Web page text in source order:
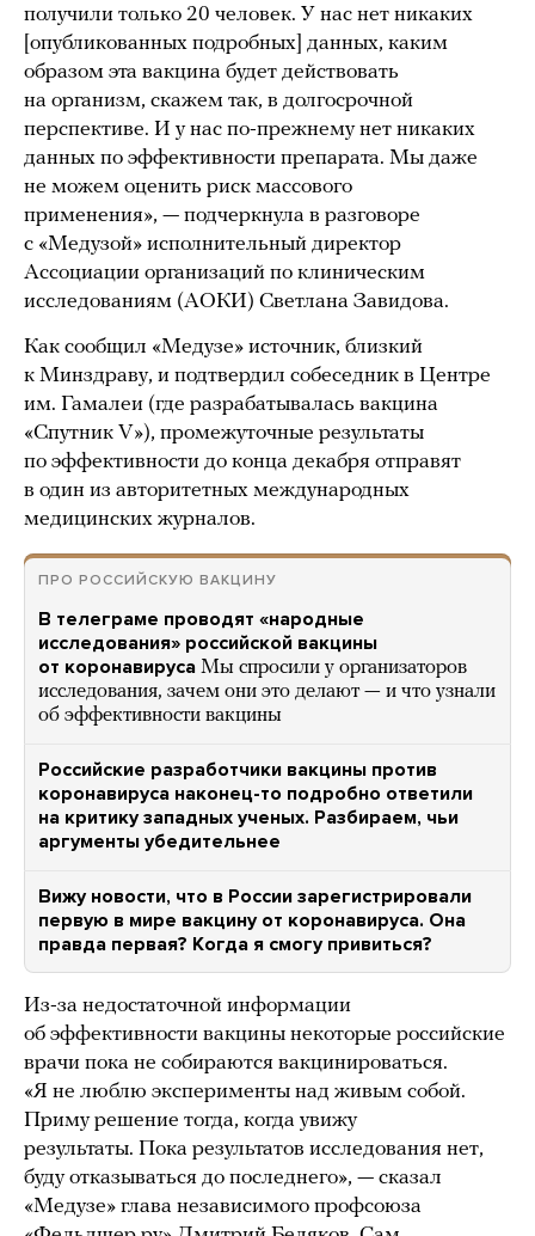
получили только 20 человек. У нас нет никаких
[опубликованных подробных] данных, каким
образом эта вакцина будет действовать
на организм, скажем так, в долгосрочной
перспективе. И у нас по-прежнему нет никаких
данных по эффективности препарата. Мы даже
не можем оценить риск массового
применения», — подчеркнула в разговоре
с «Медузой» исполнительный директор
Ассоциации организаций по клиническим
исследованиям (АОКИ) Светлана Завидова.
Как сообщил «Медузе» источник, близкий
к Минздраву, и подтвердил собеседник в Центре
им. Гамалеи (где разрабатывалась вакцина
«Спутник V»), промежуточные результаты
по эффективности до конца декабря отправят
в один из авторитетных международных
медицинских журналов.
ПРО РОССИЙСКУЮ ВАКЦИНУ
В телеграме проводят «народные
исследования» российской вакцины
от коронавируса Мы спросили у организаторов
исследования, зачем они это делают — и что узнали
об эффективности вакцины
Российские разработчики вакцины против
коронавируса наконец-то подробно ответили
на критику западных ученых. Разбираем, чьи
аргументы убедительнее
Вижу новости, что в России зарегистрировали
первую в мире вакцину от коронавируса. Она
правда первая? Когда я смогу привиться?
Из-за недостаточной информации
об эффективности вакцины некоторые российские
врачи пока не собираются вакцинироваться.
«Я не люблю эксперименты над живым собой.
Приму решение тогда, когда увижу
результаты. Пока результатов исследования нет,
буду отказываться до последнего», — сказал
«Медузе» глава независимого профсоюза